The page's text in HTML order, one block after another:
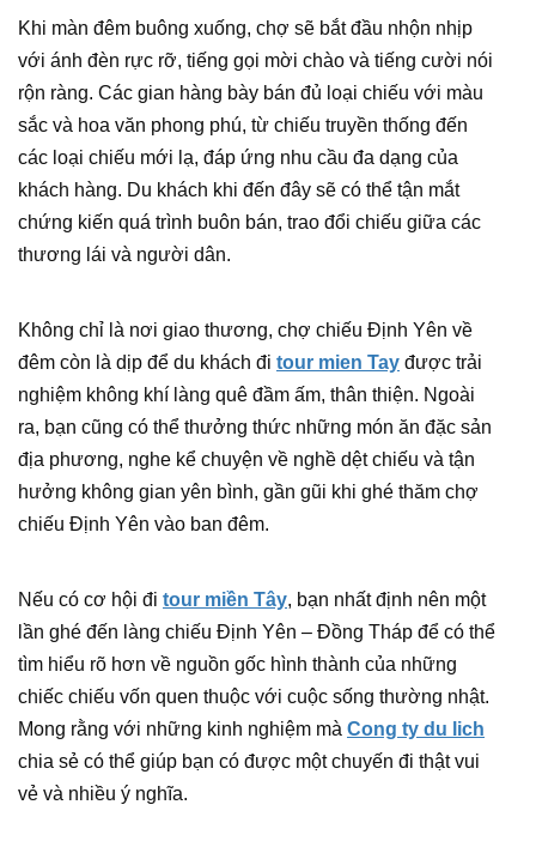
Khi màn đêm buông xuống, chợ sẽ bắt đầu nhộn nhịp
với ánh đèn rực rỡ, tiếng gọi mời chào và tiếng cười nói
rộn ràng. Các gian hàng bày bán đủ loại chiếu với màu
sắc và hoa văn phong phú, từ chiếu truyền thống đến
các loại chiếu mới lạ, đáp ứng nhu cầu đa dạng của
khách hàng. Du khách khi đến đây sẽ có thể tận mắt
chứng kiến quá trình buôn bán, trao đổi chiếu giữa các
thương lái và người dân.
Không chỉ là nơi giao thương, chợ chiếu Định Yên về
đêm còn là dịp để du khách đi tour mien Tay được trải
nghiệm không khí làng quê đầm ấm, thân thiện. Ngoài
ra, bạn cũng có thể thưởng thức những món ăn đặc sản
địa phương, nghe kể chuyện về nghề dệt chiếu và tận
hưởng không gian yên bình, gần gũi khi ghé thăm chợ
chiếu Định Yên vào ban đêm.
Nếu có cơ hội đi tour miền Tây, bạn nhất định nên một
lần ghé đến làng chiếu Định Yên – Đồng Tháp để có thể
tìm hiểu rõ hơn về nguồn gốc hình thành của những
chiếc chiếu vốn quen thuộc với cuộc sống thường nhật.
Mong rằng với những kinh nghiệm mà Cong ty du lich
chia sẻ có thể giúp bạn có được một chuyến đi thật vui
vẻ và nhiều ý nghĩa.